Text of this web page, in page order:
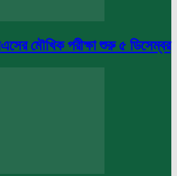
মৌখিক পরীক্ষা শুরু ৫ ডিসেম্বর